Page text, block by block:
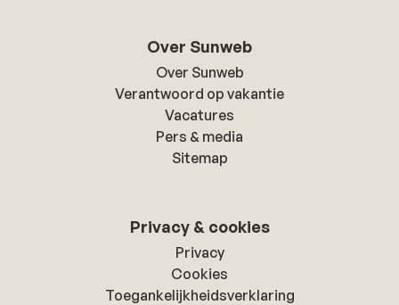
Over Sunweb
Over Sunweb
Verantwoord op vakantie
Vacatures
Pers & media
Sitemap
Privacy & cookies
Privacy
Cookies
Toegankelijkheidsverklaring